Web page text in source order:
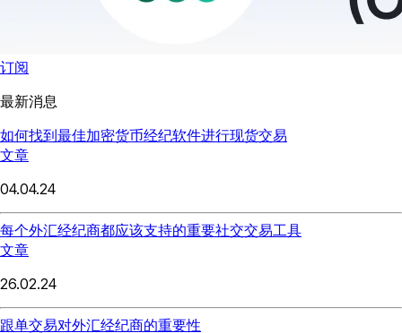
订阅
最新消息
如何找到最佳加密货币经纪软件进行现货交易
文章
04.04.24
每个外汇经纪商都应该支持的重要社交交易工具
文章
26.02.24
跟单交易对外汇经纪商的重要性